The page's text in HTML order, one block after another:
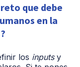
que debe
en la
los inputsy